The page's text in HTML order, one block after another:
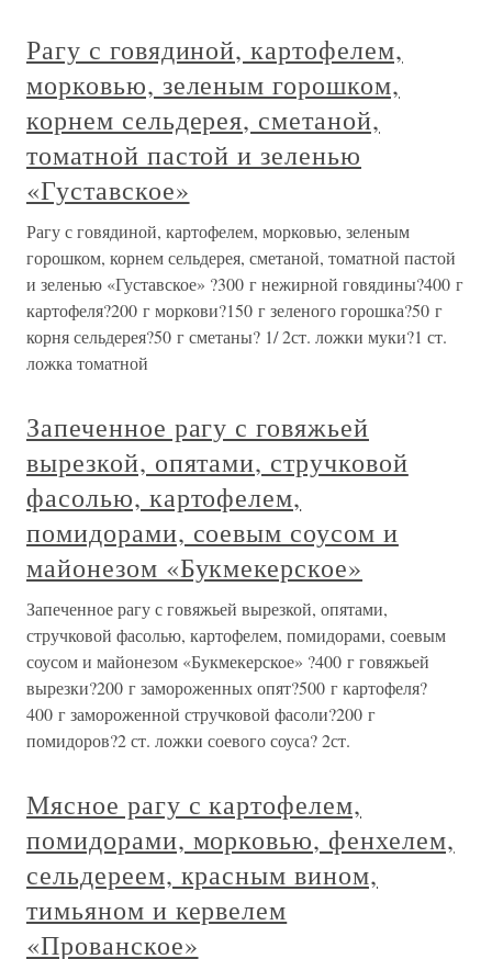
Рагу с говядиной, картофелем,
морковью, зеленым горошком,
корнем сельдерея, сметаной,
томатной пастой и зеленью
«Густавское»
Рагу с говядиной, картофелем, морковью, зеленым
горошком, корнем сельдерея, сметаной, томатной пастой
и зеленью «Густавское» ?300 г нежирной говядины?400 г
картофеля?200 г моркови?150 г зеленого горошка?50 г
корня сельдерея?50 г сметаны? 1/ 2ст. ложки муки?1 ст.
ложка томатной
Запеченное рагу с говяжьей
вырезкой, опятами, стручковой
фасолью, картофелем,
помидорами, соевым соусом и
майонезом «Букмекерское»
Запеченное рагу с говяжьей вырезкой, опятами,
стручковой фасолью, картофелем, помидорами, соевым
соусом и майонезом «Букмекерское» ?400 г говяжьей
вырезки?200 г замороженных опят?500 г картофеля?
400 г замороженной стручковой фасоли?200 г
помидоров?2 ст. ложки соевого соуса? 2ст.
Мясное рагу с картофелем,
помидорами, морковью, фенхелем,
сельдереем, красным вином,
тимьяном и кервелем
«Прованское»